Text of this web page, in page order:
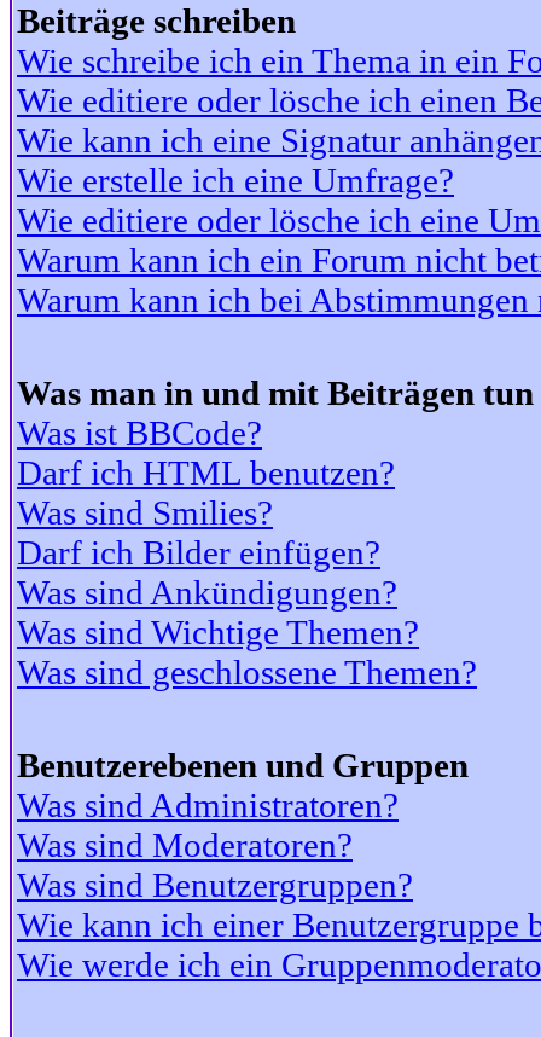
Beiträge schreiben
Wie schreibe ich ein Thema in ein
Wie editiere oder lösche ich einen
Wie kann ich eine Signatur
Wie erstelle ich eine Umfrage?
Wie editiere oder lösche ich eine
Warum kann ich ein Forum nicht
Warum kann ich bei
Was man in und mit Beiträgen
Was ist BBCode?
Darf ich HTML benutzen?
Was sind Smilies?
Darf ich Bilder einfügen?
Was sind Ankündigungen?
Was sind Wichtige Themen?
Was sind geschlossene Themen?
Benutzerebenen und Gruppen
Was sind Administratoren?
Was sind Moderatoren?
Was sind Benutzergruppen?
Wie kann ich einer Benutzergruppe
Wie werde ich ein